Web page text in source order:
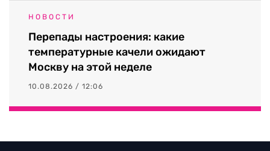
НОВОСТИ
Перепады настроения: какие
температурные качели ожидают
Москву на этой неделе
10.08.2026 / 12:06